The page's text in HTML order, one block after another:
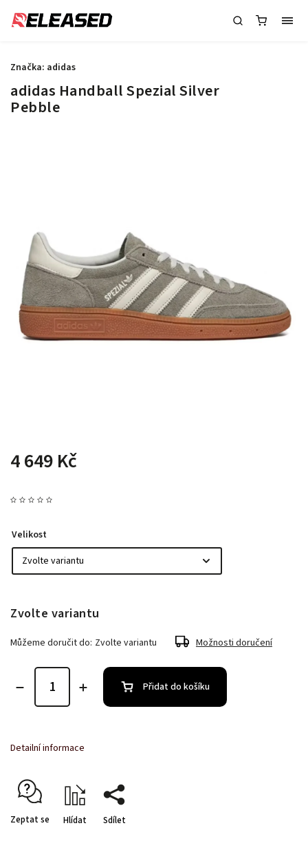
adidas Handball Spezial Silver
Pebble
4 649 Kč
Značka: adidas
Velikost
Zvolte variantu
Můžeme doručit do: Zvolte variantu Možnosti doručení
Přidat do košíku
Detailní informace
Zeptat se Hlídat Sdílet